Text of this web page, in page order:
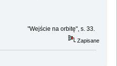
"Wejście na orbitę", s. 33.
Zapisane